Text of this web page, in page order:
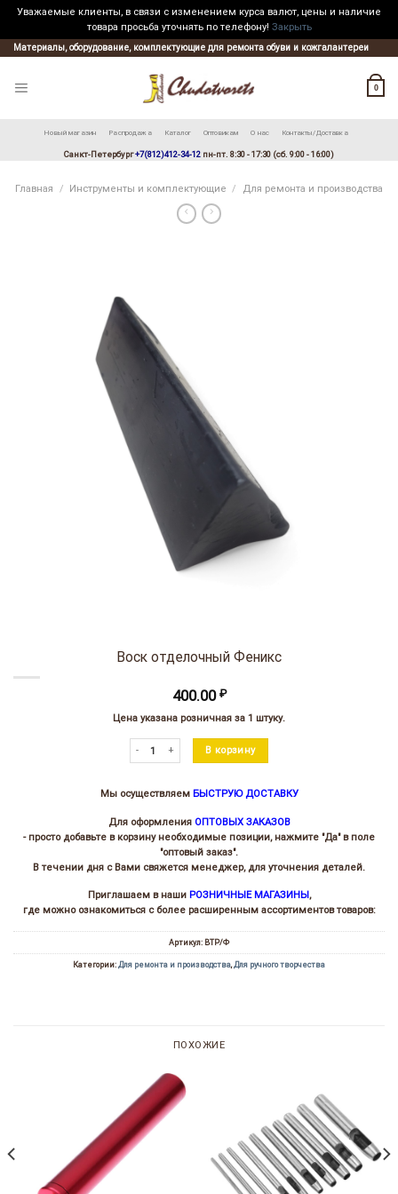
Уважаемые клиенты, в связи с изменением курса валют, цены и наличие
товара просьба уточнять по телефону! Закрыть
Skip
to
Материалы, оборудование, комплектующие для ремонта обуви и кожгалантереи
0
Новый магазин Распродажа Каталог Оптовикам О нас Контакты/Доставка
Санкт-Петербург+7(812)412-34-12 пн-пт. 8:30 - 17:30 (сб. 9:00 - 16:00)
Главная / Инструменты и комплектующие / Для ремонта и производства
Воск отделочный Феникс
400.00 ₽
Цена указана розничная за 1 штуку.
Количество товара Воск отделочный Феникс
В корзину
Мы осуществляем БЫСТРУЮ ДОСТАВКУ
Для оформления ОПТОВЫХ ЗАКАЗОВ
- просто добавьте в корзину необходимые позиции, нажмите "Да" в поле
"оптовый заказ".
В течении дня с Вами свяжется менеджер, для уточнения деталей.
Приглашаем в наши РОЗНИЧНЫЕ МАГАЗИНЫ ,
где можно ознакомиться с более расширенным ассортиментов товаров:
Артикул: ВТР/Ф
Категории: Для ремонта и производства, Для ручного творчества
ПОХОЖИЕ